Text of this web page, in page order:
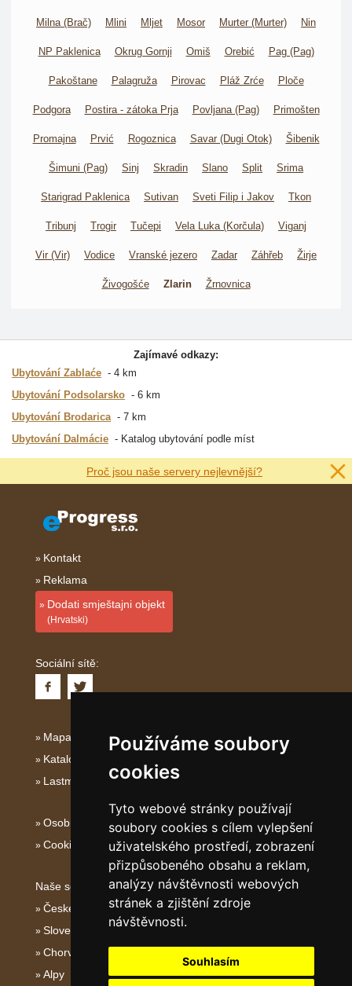
Používáme soubory
cookies
Tyto webové stránky používají
soubory cookies s cílem vylepšení
uživatelského prostředí, zobrazení
přizpůsobeného obsahu a reklam,
analýzy návštěvnosti webových
stránek a zjištění zdroje
návštěvnosti.
Souhlasím
Milna (Brač) Mlini Mljet Mosor Murter (Murter) Nin
NP Paklenica Okrug Gornji Omiš Orebić Pag (Pag)
Pakoštane Palagruža Pirovac Pláž Zrće Ploče
Podgora Postira - zátoka Prja Povljana (Pag) Primošten
Promajna Prvić Rogoznica Savar (Dugi Otok) Šibenik
Šimuni (Pag) Sinj Skradin Slano Split Srima
Starigrad Paklenica Sutivan Sveti Filip i Jakov Tkon
Tribunj Trogir Tučepi Vela Luka (Korčula) Viganj
Vir (Vir) Vodice Vranské jezero Zadar Záhřeb Žirje
Živogošće Zlarin Žrnovnica
Zajímavé odkazy:
Ubytování Zablaće
4 km
Ubytování Podsolarsko
6 km
Ubytování Brodarica
7 km
Ubytování Dalmácie
Katalog ubytování podle míst
Proč jsou naše servery nejlevnější?
Kontakt
Reklama
Dodati smještajni objekt
(Hrvatski)
Sociální sítě:
Mapa serveru Dalmácie
Katalog ubytování Dalmácie
Lastminute Dalmácie
Osobní údaje
Cookies
Naše servery:
České hory
Slovenské hory
Chorvatsko
Alpy